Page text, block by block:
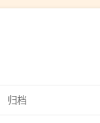
归档